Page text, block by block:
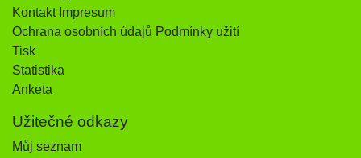
Kontakt Impresum
Ochrana osobních údajů Podmínky užití
Tisk
Statistika
Anketa
Užitečné odkazy
Můj seznam